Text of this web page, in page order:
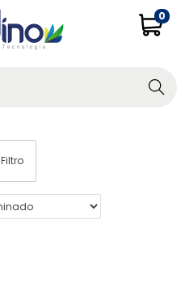
0
Buscar
Filtro